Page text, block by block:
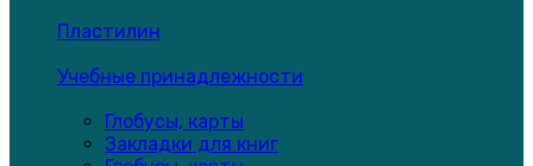
Пластилин
Учебные принадлежности
Глобусы, карты
Закладки для книг